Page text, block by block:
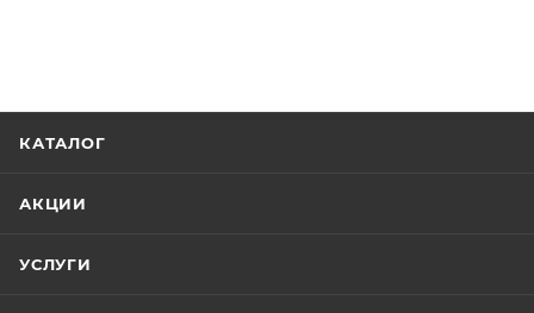
КАТАЛОГ
АКЦИИ
УСЛУГИ